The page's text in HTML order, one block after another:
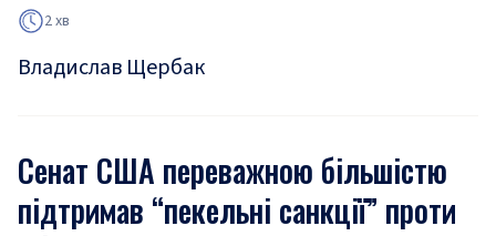
2 хв
Владислав Щербак
Сенат США переважною більшістю
підтримав “пекельні санкції” проти